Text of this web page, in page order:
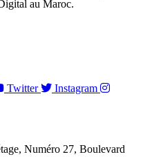
au Maroc.
Twitter
Instagram
Numéro 27, Boulevard